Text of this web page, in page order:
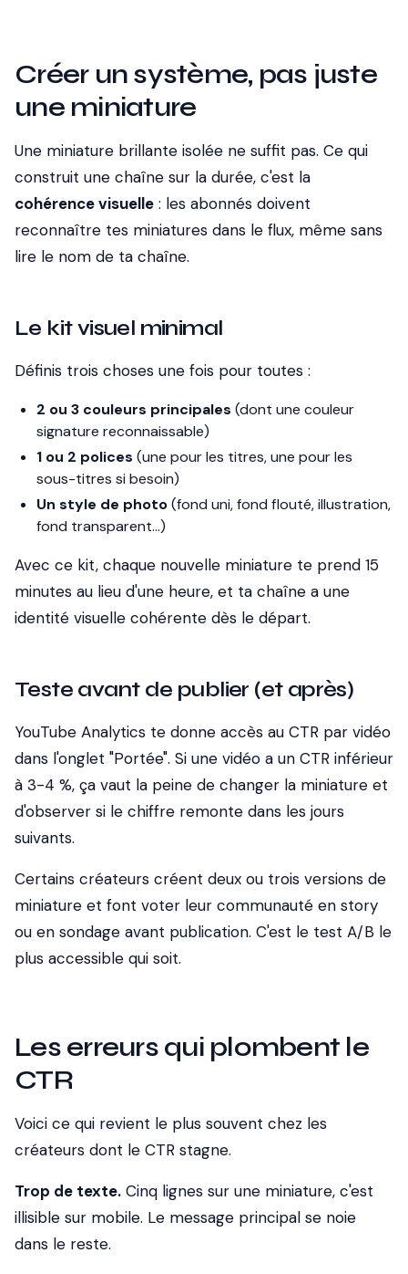
Créer un système, pas juste
une miniature
Une miniature brillante isolée ne suffit pas. Ce qui
construit une chaîne sur la durée, c'est la
cohérence visuelle : les abonnés doivent
reconnaître tes miniatures dans le flux, même sans
lire le nom de ta chaîne.
Le kit visuel minimal
Définis trois choses une fois pour toutes :
2 ou 3 couleurs principales (dont une couleur
signature reconnaissable)
1 ou 2 polices (une pour les titres, une pour les
sous-titres si besoin)
Un style de photo(fond uni, fond flouté, illustration,
fond transparent...)
Avec ce kit, chaque nouvelle miniature te prend 15
minutes au lieu d'une heure, et ta chaîne a une
identité visuelle cohérente dès le départ.
Teste avant de publier (et après)
YouTube Analytics te donne accès au CTR par vidéo
dans l'onglet "Portée". Si une vidéo a un CTR inférieur
à 3-4 %, ça vaut la peine de changer la miniature et
d'observer si le chiffre remonte dans les jours
suivants.
Certains créateurs créent deux ou trois versions de
miniature et font voter leur communauté en story
ou en sondage avant publication. C'est le test A/B le
plus accessible qui soit.
Les erreurs qui plombent le
CTR
Voici ce qui revient le plus souvent chez les
créateurs dont le CTR stagne.
Trop de texte. Cinq lignes sur une miniature, c'est
illisible sur mobile. Le message principal se noie
dans le reste.